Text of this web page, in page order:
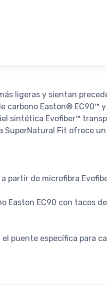
ligeras y sientan
carbono Easton®
sintética Evofiber™
SuperNatural Fit ofrece
partir de microfibra
Easton EC90 con tacos
puente específica para